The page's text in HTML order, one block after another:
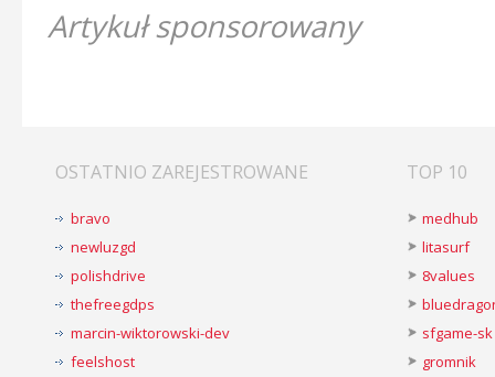
Artykuł sponsorowany
OSTATNIO ZAREJESTROWANE
bravo
newluzgd
polishdrive
thefreegdps
marcin-wiktorowski-dev
feelshost
TOP 10
medhub
litasurf
8values
sfgame-sk
gromnik